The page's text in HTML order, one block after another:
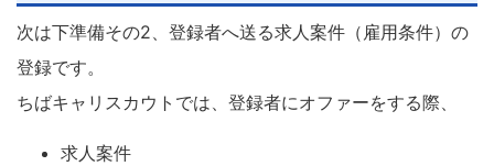
次は下準備その2、登録者へ送る求人案件（雇用条件）の
登録です。
ちばキャリスカウトでは、登録者にオファーをする際、
求人案件